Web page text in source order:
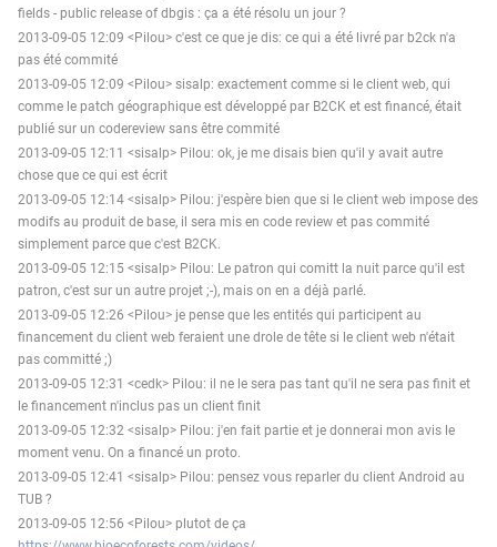
fields - public release of dbgis : ça a été résolu un jour ?
2013-09-05 12:09 <Pilou> c'est ce que je dis: ce qui a été livré par b2ck n'a
pas été commité
2013-09-05 12:09 <Pilou> sisalp: exactement comme si le client web, qui
comme le patch géographique est développé par B2CK et est financé, était
publié sur un codereview sans être commité
2013-09-05 12:11 <sisalp> Pilou: ok, je me disais bien qu'il y avait autre
chose que ce qui est écrit
2013-09-05 12:14 <sisalp> Pilou: j'espère bien que si le client web impose des
modifs au produit de base, il sera mis en code review et pas commité
simplement parce que c'est B2CK.
2013-09-05 12:15 <sisalp> Pilou: Le patron qui comitt la nuit parce qu'il est
patron, c'est sur un autre projet ;-), mais on en a déjà parlé.
2013-09-05 12:26 <Pilou> je pense que les entités qui participent au
financement du client web feraient une drole de tête si le client web n'était
pas committé ;)
2013-09-05 12:31 <cedk> Pilou: il ne le sera pas tant qu'il ne sera pas finit et
le financement n'inclus pas un client finit
2013-09-05 12:32 <sisalp> Pilou: j'en fait partie et je donnerai mon avis le
moment venu. On a financé un proto.
2013-09-05 12:41 <sisalp> Pilou: pensez vous reparler du client Android au
TUB ?
2013-09-05 12:56 <Pilou> plutot de ça